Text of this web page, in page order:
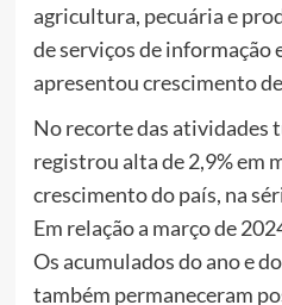
agricultura, pecuária e
de serviços de informação
apresentou crescimento
No recorte das atividades
registrou alta de 2,9% em
crescimento do país, na
Em relação a março de
Os acumulados do ano e
também permaneceram